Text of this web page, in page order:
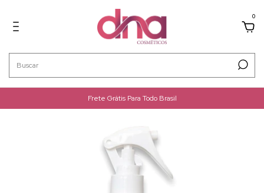
0
Frete Grátis Para Todo Brasil